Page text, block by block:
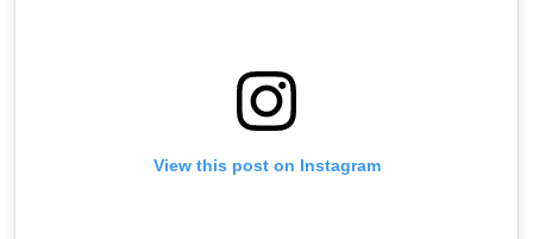
View this post on Instagram